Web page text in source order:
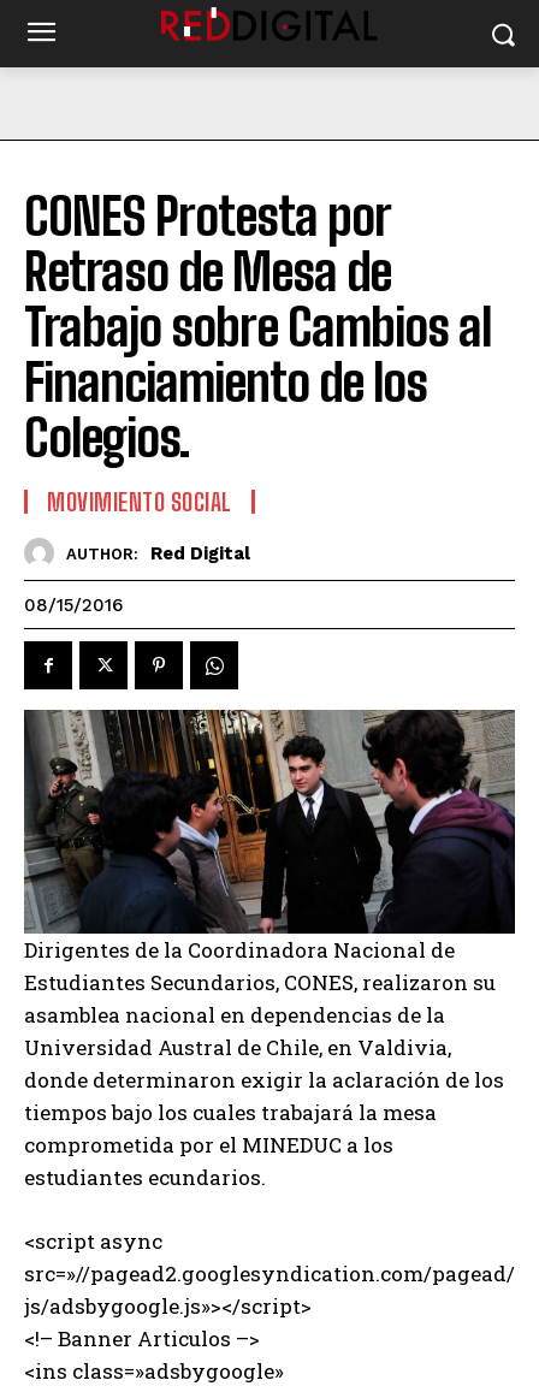
CONES Protesta por
Retraso de Mesa de
Trabajo sobre Cambios al
Financiamiento de los
Colegios.
MOVIMIENTO SOCIAL
AUTHOR: Red Digital
08/15/2016
Dirigentes de la Coordinadora Nacional de
Estudiantes Secundarios, CONES, realizaron su
asamblea nacional en dependencias de la
Universidad Austral de Chile, en Valdivia,
donde determinaron exigir la aclaración de los
tiempos bajo los cuales trabajará la mesa
comprometida por el MINEDUC a los
estudiantes ecundarios.
<script async
src=»//pagead2.googlesyndication.com/pagead/
js/adsbygoogle.js»></script>
<!– Banner Articulos –>
<ins class=»adsbygoogle»